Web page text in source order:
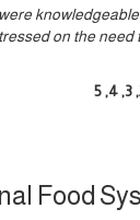
on the
,
3
,
4
,
5
Food